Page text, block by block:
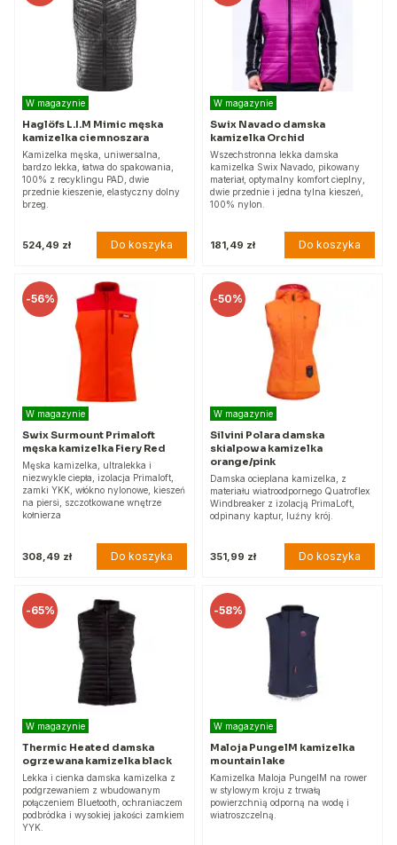
W magazynie
Haglöfs L.I.M Mimic męska
kamizelka ciemnoszara
Kamizelka męska, uniwersalna,
bardzo lekka, łatwa do spakowania,
100% z recyklingu PAD, dwie
przednie kieszenie, elastyczny dolny
brzeg.
524,49 zł Do koszyka
W magazynie
Swix Navado damska
kamizelka Orchid
Wszechstronna lekka damska
kamizelka Swix Navado, pikowany
materiał, optymalny komfort cieplny,
dwie przednie i jedna tylna kieszeń,
100% nylon.
181,49 zł Do koszyka
-56%
W magazynie
Swix Surmount Primaloft
męska kamizelka Fiery Red
Męska kamizelka, ultralekka i
niezwykle ciepła, izolacja Primaloft,
zamki YKK, włókno nylonowe, kieszeń
na piersi, szczotkowane wnętrze
kołnierza
308,49 zł Do koszyka
-50%
W magazynie
Silvini Polara damska
skialpowa kamizelka
orange/pink
Damska ocieplana kamizelka, z
materiału wiatroodpornego Quatroflex
Windbreaker z izolacją PrimaLoft,
odpinany kaptur, luźny krój.
351,99 zł Do koszyka
-65%
W magazynie
Thermic Heated damska
ogrzewana kamizelka black
Lekka i cienka damska kamizelka z
podgrzewaniem z wbudowanym
połączeniem Bluetooth, ochraniaczem
podbródka i wysokiej jakości zamkiem
YYK.
-58%
W magazynie
Maloja PungelM kamizelka
mountain lake
Kamizelka Maloja PungelM na rower
w stylowym kroju z trwałą
powierzchnią odporną na wodę i
wiatroszczelną.